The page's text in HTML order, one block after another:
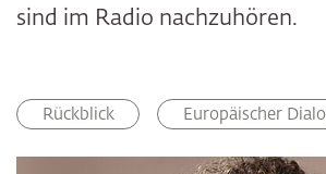
sind im Radio nachzuhören.
Rückblick Europäischer